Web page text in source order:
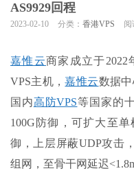
AS9929回程
2023-02-10 分类： 香港VPS 阅
嘉惟云商家成立于2022
VPS主机，嘉惟云数据
国内高防VPS等国家的
100G防御，可扩大至
御，上层屏蔽UDP攻击
组网，至骨干网延迟